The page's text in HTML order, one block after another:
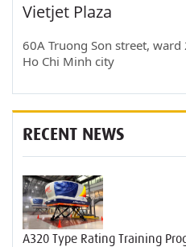
Vietjet Plaza
60A Truong Son street,
Ho Chi Minh city
RECENT NEWS
A320 Type Rating Training